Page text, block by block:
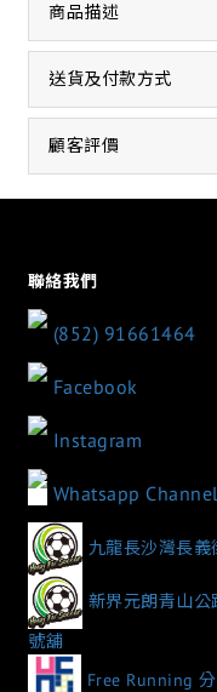
商品描述
送貨及付款方式
顧客評價
聯絡我們
(852) 91661464
Facebook
Instagram
Whatsapp Channel
九龍長沙灣長
新界元朗青山
號舖
Free Running